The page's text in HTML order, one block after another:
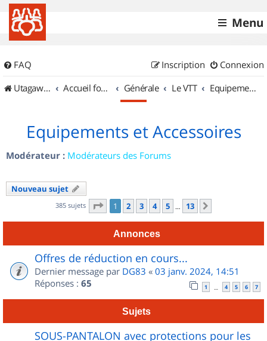
Menu
FAQ Connexion
Inscription
UtagawaVTT (Randos VTT et VTTAE avec traces GPS)
Accueil forum Générale Le VTT Equipements et Accessoires
Equipements et Accessoires
Modérateur : Modérateurs des Forums
Nouveau sujet
385 sujets Page 1sur
1 2 3 4 5 … 13
Annonces
Offres de réduction en cours...
Dernier message par DG83 « 03 janv. 2024, 14:51
Réponses : 65 1 … 4 5 6 7
Sujets
SOUS-PANTALON avec protections pour les